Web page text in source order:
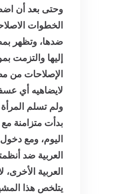
وحتى بعد أن
الخطوات
ضدها، وتظهر
إليها والتزمت
الإصلاحات من
لايضاهيه أي
ولم تسلم
بدأت متزامنة
اليوم، ومع
العربية ضد
العربية
يتلخص هذا